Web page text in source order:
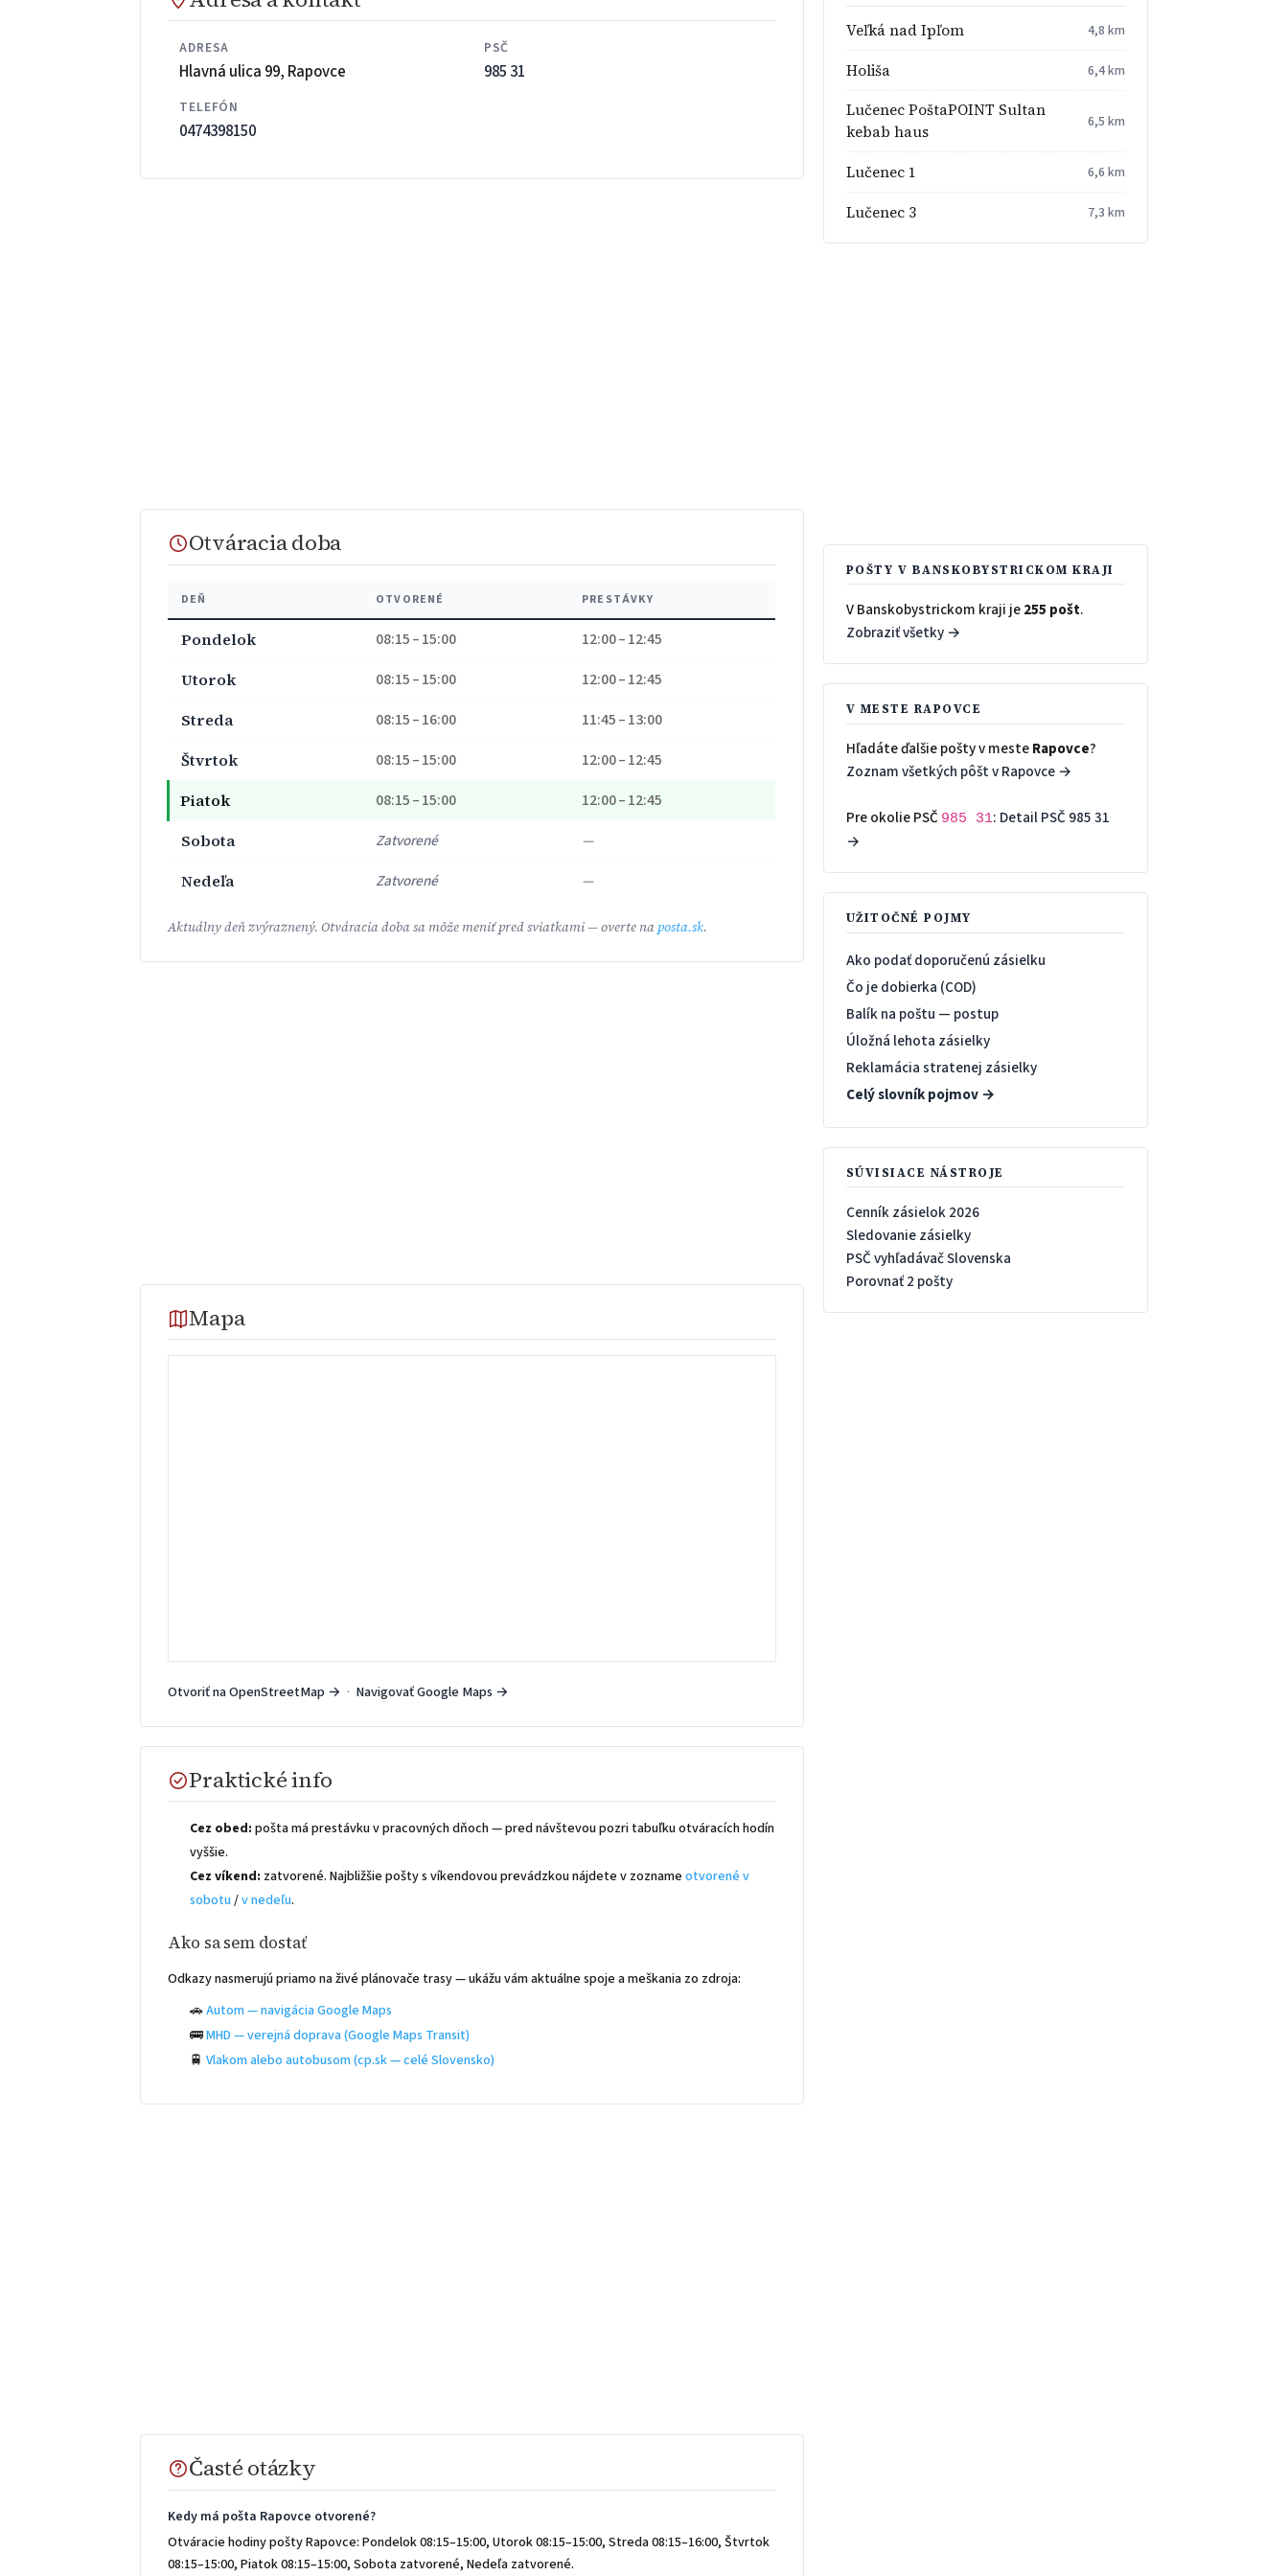
ADRESA
Hlavná ulica 99, Rapovce
PSČ
985 31
TELEFÓN
0474398150
Otváracia doba
DEŇ OTVORENÉ PRESTÁVKY
Pondelok 08:15 – 15:00
12:00 – 12:45
Utorok
08:15 – 15:00
12:00 – 12:45
Streda
08:15 – 16:00
11:45 – 13:00
Štvrtok
08:15 – 15:00
12:00 – 12:45
Piatok
08:15 – 15:00
12:00 – 12:45
Sobota
Zatvorené
—
Nedeľa
Zatvorené —
Aktuálny deň zvýraznený. Otváracia doba sa môže meniť pred sviatkami — overte na posta.sk.
Mapa
Otvoriť na OpenStreetMap → · Navigovať Google Maps →
Praktické info
Cez obed: pošta má prestávku v pracovných dňoch — pred návštevou pozri tabuľku otváracích hodín
vyššie.
Cez víkend: zatvorené. Najbližšie pošty s víkendovou prevádzkou nájdete v zozname otvorené v
sobotu /v nedeľu.
Ako sa sem dostať
Odkazy nasmerujú priamo na živé plánovače trasy — ukážu vám aktuálne spoje a meškania zo zdroja:
🚗Autom — navigácia Google Maps
🚌MHD — verejná doprava (Google Maps Transit)
🚆 Vlakom alebo autobusom (cp.sk — celé Slovensko)
Časté otázky
Kedy má pošta Rapovce otvorené?
Otváracie hodiny pošty Rapovce: Pondelok 08:15–15:00, Utorok 08:15–15:00, Streda 08:15–16:00, Štvrtok
08:15–15:00, Piatok 08:15–15:00, Sobota zatvorené, Nedeľa zatvorené.
Veľká nad Ipľom 4,8 km
Holiša 6,4 km
Lučenec PoštaPOINT Sultan
kebab haus
6,5 km
Lučenec 1 6,6 km
Lučenec 3 7,3 km
POŠTY V BANSKOBYSTRICKOM KRAJI
V Banskobystrickom kraji je255 pošt.
Zobraziť všetky →
V MESTE RAPOVCE
Hľadáte ďalšie pošty v mesteRapovce?
Zoznam všetkých pôšt v Rapovce →
Pre okolie PSČ 985 31: Detail PSČ 985 31
→
UŽITOČNÉ POJMY
Ako podať doporučenú zásielku
Čo je dobierka (COD)
Balík na poštu — postup
Úložná lehota zásielky
Reklamácia stratenej zásielky
Celý slovník pojmov →
SÚVISIACE NÁSTROJE
Cenník zásielok 2026
Sledovanie zásielky
PSČ vyhľadávač Slovenska
Porovnať 2 pošty